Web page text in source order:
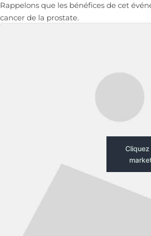
Rappelons que les bénéfices de cet
cancer de la prostate.